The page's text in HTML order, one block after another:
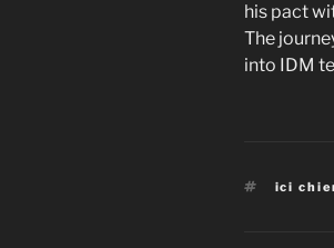
his pact
The
into IDM
ici